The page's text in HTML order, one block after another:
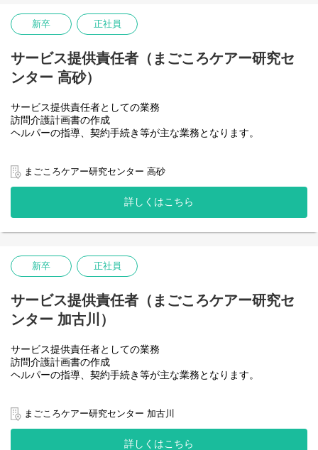
新卒 正社員
サービス提供責任者（まごころケアー研究セ
ンター 高砂）
サービス提供責任者としての業務
訪問介護計画書の作成
ヘルパーの指導、契約手続き等が主な業務となります。
まごころケアー研究センター 高砂
詳しくはこちら
新卒 正社員
サービス提供責任者（まごころケアー研究セ
ンター 加古川）
サービス提供責任者としての業務
訪問介護計画書の作成
ヘルパーの指導、契約手続き等が主な業務となります。
まごころケアー研究センター 加古川
詳しくはこちら